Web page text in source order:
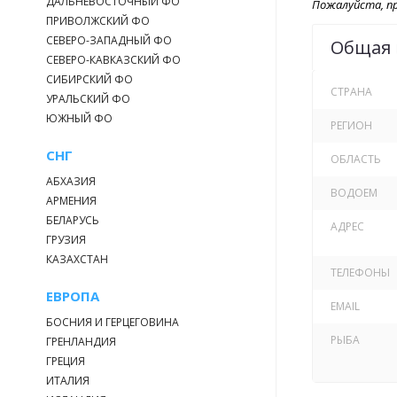
ПРИВОЛЖСКИЙ ФО
СЕВЕРО-ЗАПАДНЫЙ ФО
СЕВЕРО-КАВКАЗСКИЙ ФО
СИБИРСКИЙ ФО
УРАЛЬСКИЙ ФО
ЮЖНЫЙ ФО
СНГ
АБХАЗИЯ
АРМЕНИЯ
БЕЛАРУСЬ
ГРУЗИЯ
КАЗАХСТАН
ЕВРОПА
БОСНИЯ И ГЕРЦЕГОВИНА
ГРЕНЛАНДИЯ
ГРЕЦИЯ
ИТАЛИЯ
Пожалуйста,
Общая
СТРАНА
РЕГИОН
ОБЛАСТЬ
ВОДОЕМ
АДРЕС
ТЕЛЕФОНЫ
EMAIL
РЫБА